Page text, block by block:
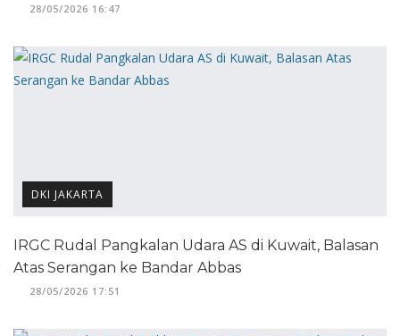
28/05/2026 16:47
DKI JAKARTA
IRGC Rudal Pangkalan Udara AS di Kuwait, Balasan
Atas Serangan ke Bandar Abbas
28/05/2026 17:51